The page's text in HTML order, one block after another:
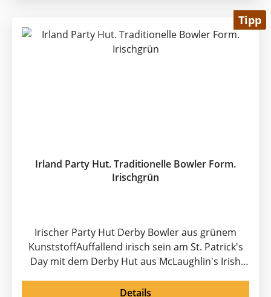
Tipp
Irland Party Hut. Traditionelle Bowler Form.
Irischgrün
Irischer Party Hut Derby Bowler aus grünem
KunststoffAuffallend irisch sein am St. Patrick's
Day mit dem Derby Hut aus McLaughlin's Irish
Hut ist beliebt bei Anhängern des Pferdesports,
Details